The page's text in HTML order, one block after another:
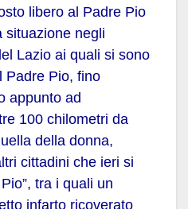
libero al Padre Pio
situazione negli
Lazio ai quali si sono
Padre Pio, fino
appunto ad
100 chilometri da
della donna,
cittadini che ieri si
tra i quali un
infarto ricoverato